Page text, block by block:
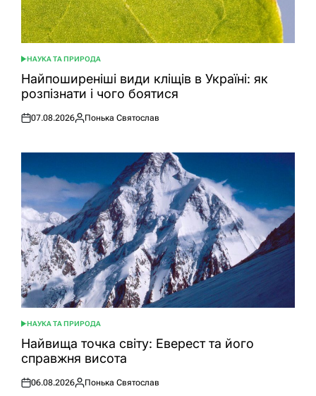
ОПУБЛІКУВАТИ
У
НАУКА ТА ПРИРОДА
Найпоширеніші види кліщів в Україні: як
розпізнати і чого боятися
Оприлюднено
07.08.2026
Опубліковано
Понька Святослав
ОПУБЛІКУВАТИ
У
НАУКА ТА ПРИРОДА
Найвища точка світу: Еверест та його
справжня висота
Оприлюднено
06.08.2026
Опубліковано
Понька Святослав